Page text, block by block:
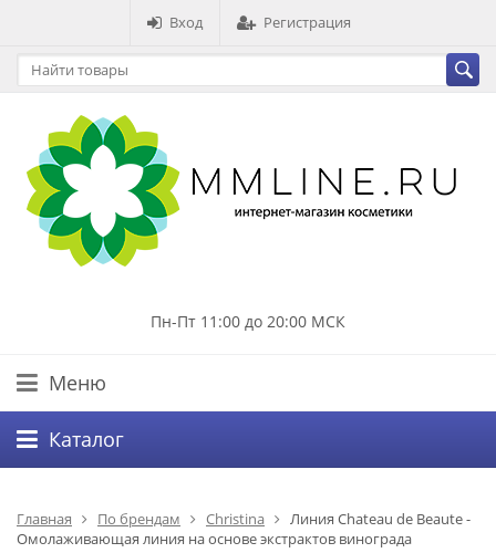
Вход Регистрация
Пн-Пт 11:00 до 20:00 МСК
Меню
Каталог
Главная По брендам Christina
Линия Chateau de Beaute -
Омолаживающая линия на основе экстрактов винограда